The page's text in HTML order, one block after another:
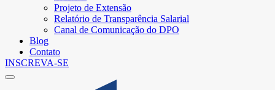
Projeto de Extensão
Relatório de Transparência Salarial
Canal de Comunicação do DPO
Blog
Contato
INSCREVA-SE